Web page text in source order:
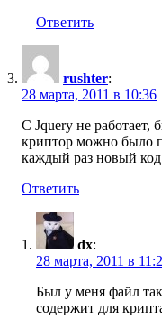
Ответить
rushter:
28 марта, 2011 в 10:36
C Jquery не работает,
криптор можно было
каждый раз новый код
Ответить
dx:
28 марта, 2011 в
Был у меня файл
содержит для